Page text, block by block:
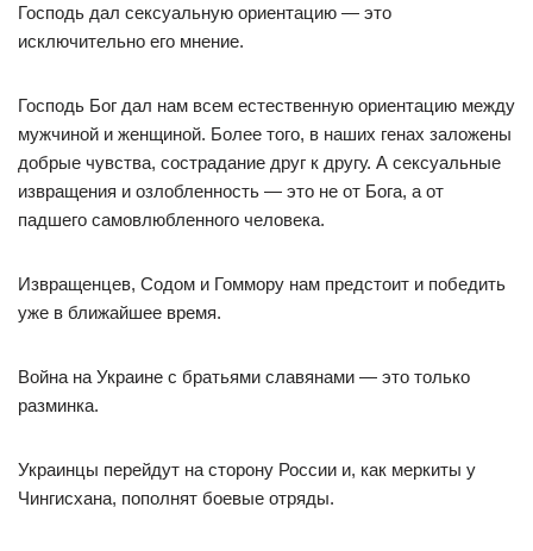
Господь дал сексуальную ориентацию — это
исключительно его мнение.
Господь Бог дал нам всем естественную ориентацию между
мужчиной и женщиной. Более того, в наших генах заложены
добрые чувства, сострадание друг к другу. А сексуальные
извращения и озлобленность — это не от Бога, а от
падшего самовлюбленного человека.
Извращенцев, Содом и Гоммору нам предстоит и победить
уже в ближайшее время.
Война на Украине с братьями славянами — это только
разминка.
Украинцы перейдут на сторону России и, как меркиты у
Чингисхана, пополнят боевые отряды.